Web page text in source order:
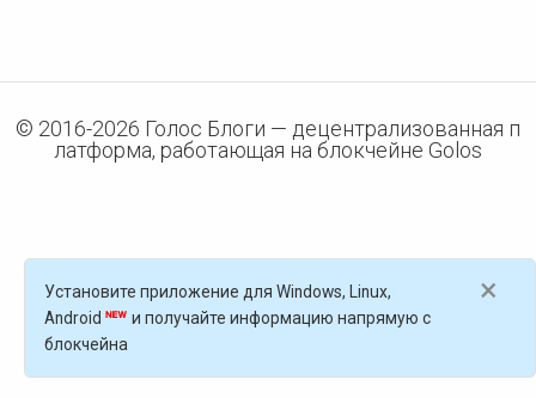
© 2016-2026 Голос Блоги — децентрализованная п
латформа, работающая на блокчейне Golos
×
Установите приложение для Windows, Linux,
Android
и получайте информацию напрямую с
блокчейна